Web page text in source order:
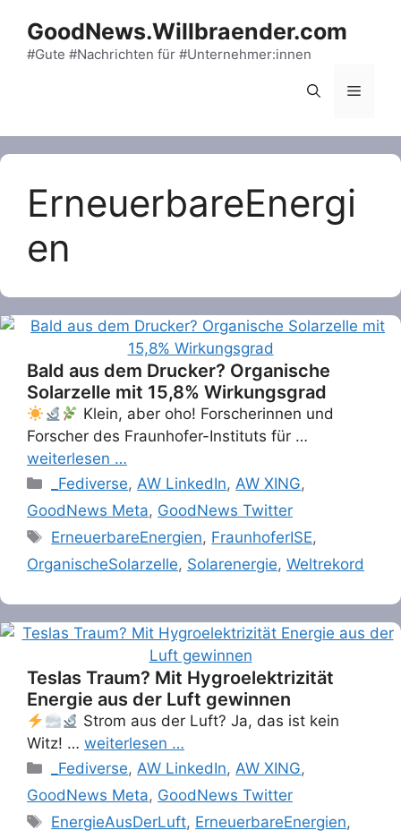
content
GoodNews.Willbraender.com
#Gute #Nachrichten für #Unternehmer:innen
Menu
ErneuerbareEnergi
en
Bald aus dem Drucker? Organische
Solarzelle mit 15,8% Wirkungsgrad
Klein, aber oho! Forscherinnen und
Forscher des Fraunhofer-Instituts für …
weiterlesen …
Categories
_Fediverse,AW LinkedIn,AW XING,
GoodNews Meta, GoodNews Twitter
Tags
ErneuerbareEnergien, FraunhoferISE,
OrganischeSolarzelle, Solarenergie, Weltrekord
Teslas Traum? Mit Hygroelektrizität
Energie aus der Luft gewinnen
Strom aus der Luft? Ja, das ist kein
Witz! … weiterlesen …
Categories
_Fediverse,AW LinkedIn,AW XING,
GoodNews Meta, GoodNews Twitter
Tags
EnergieAusDerLuft, ErneuerbareEnergien,